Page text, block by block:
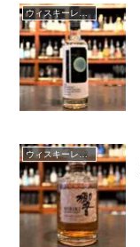
ウィスキーレビュー
ウィスキーレビュー